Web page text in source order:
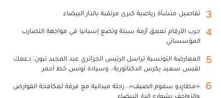
3 تفاصيل منشأة رياضية كبرى مرتقبة بالدار البيضاء
4
حرب الأرقام تعمق أزمة سبتة وتضع إسبانيا في مواجهة التضارب
المؤسساتي
5
المعارضة التونسية تراسل الرئيس الجزائري عبد المجيد تبون: دعمك
لقيس سعيد يكرس الدكتاتورية.. وسيادة تونس خط أحمر
6
«مطارِدو سموم الصيف».. رحلة ميدانية مع فرقة لمكافحة القوارض
والزواحف بشوارع الدار البيضاء